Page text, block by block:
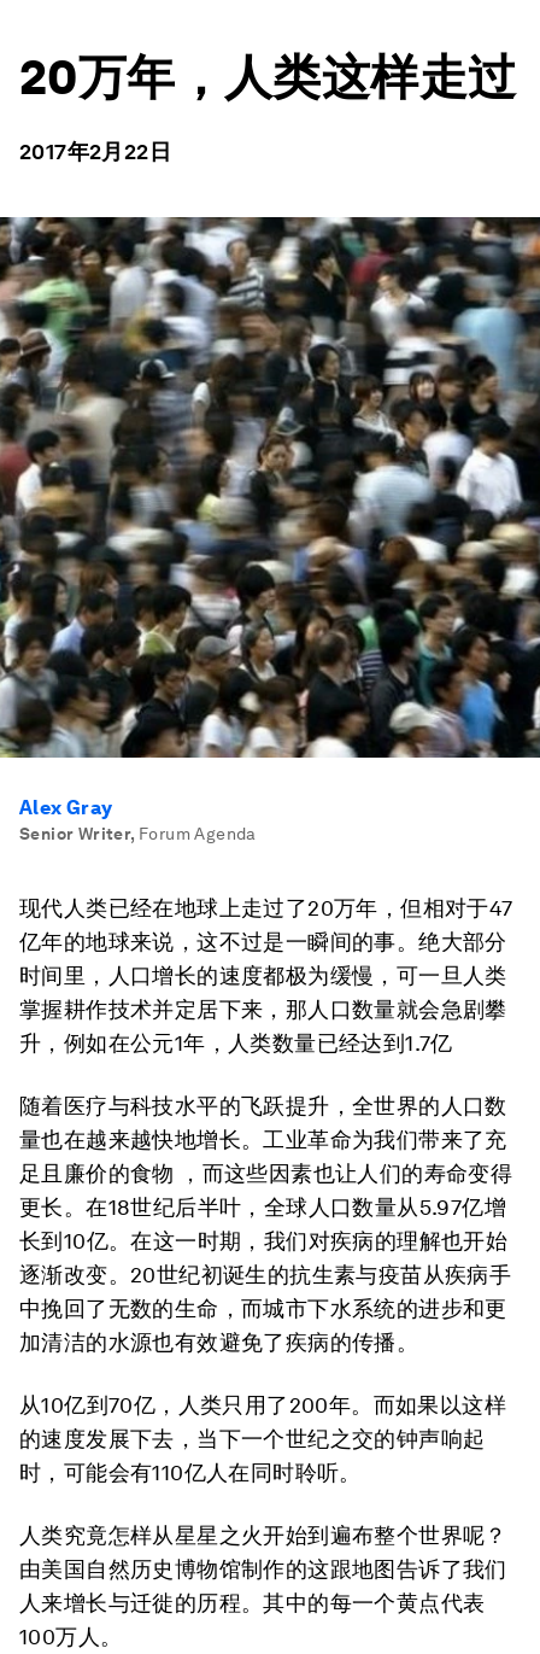
20万年，人类这样走过
2017年2月22日
Alex Gray
Senior Writer, Forum Agenda
现代人类已经在地球上走过了20万年，但相对于47
亿年的地球来说，这不过是一瞬间的事。绝大部分
时间里，人口增长的速度都极为缓慢，可一旦人类
掌握耕作技术并定居下来，那人口数量就会急剧攀
升，例如在公元1年，人类数量已经达到1.7亿
随着医疗与科技水平的飞跃提升，全世界的人口数
量也在越来越快地增长。工业革命为我们带来了充
足且廉价的食物 ，而这些因素也让人们的寿命变得
更长。在18世纪后半叶，全球人口数量从5.97亿增
长到10亿。在这一时期，我们对疾病的理解也开始
逐渐改变。20世纪初诞生的抗生素与疫苗从疾病手
中挽回了无数的生命，而城市下水系统的进步和更
加清洁的水源也有效避免了疾病的传播。
从10亿到70亿，人类只用了200年。而如果以这样
的速度发展下去，当下一个世纪之交的钟声响起
时，可能会有110亿人在同时聆听。
人类究竟怎样从星星之火开始到遍布整个世界呢？
由美国自然历史博物馆制作的这跟地图告诉了我们
人来增长与迁徙的历程。其中的每一个黄点代表
100万人。